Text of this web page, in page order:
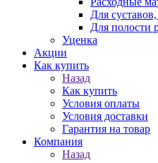
Для
Для полости
Уценка
Акции
Как купить
Назад
Как купить
Условия оплаты
Условия доставки
Гарантия на товар
Компания
Назад